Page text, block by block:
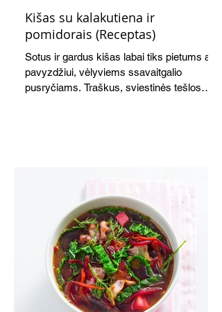
Kišas su kalakutiena ir
pomidorais (Receptas)
Sotus ir gardus kišas labai tiks pietums ar,
pavyzdžiui, vėlyviems ssavaitgalio
pusryčiams. Traškus, sviestinės tešlos
gražiai supjaustyti. Net ir šaltas kišas tiks
ir pusryčiams, ir pietų dėžutei, ir iškylai.